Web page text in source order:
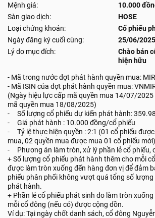
Mệnh giá:
10.000
Sàn giao dịch:
HOSE
Loại chứng khoán:
Cổ phiếu
Ngày đăng ký cuối cùng:
25/06/2025
Lý do mục đích:
Chào bán
hiện hữu
- Mã trong nước đợt phát hành quyền mua:
- Mã ISIN của đợt phát hành quyền mua:
(Ngày hiệu lực cấp mã quyền mua 14/07/
mã quyền mua 18/08/2025)
- Số lượng cổ phiếu dự kiến phát hành:
- Giá phát hành : 10.000 đồng/cổ phiếu
- Tỷ lệ thực hiện quyền : 2:1 (01 cổ phiếu
mua, 02 quyền mua được mua 01 cổ phiếu mới)
- Phương án làm tròn, xử lý phần lẻ cổ phiếu,
+ Số lượng cổ phiếu phát hành thêm cho mỗi
được làm tròn xuống đến hàng đơn vị để đảm
phiếu phân phối không vượt quá tổng số lượng
phát hành.
+ Phần lẻ cổ phiếu phát sinh do làm tròn
mỗi cổ đông (nếu có) được cộng dồn.
Ví dụ: Tại ngày chốt danh sách, cổ đông